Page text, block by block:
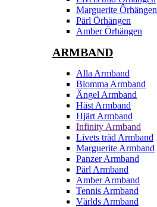
Marguerite Ôrhängen
Pärl Örhängen
Amber Örhängen
ARMBAND
Alla Armband
Blomma Armband
Ängel Armband
Häst Armband
Hjärt Armband
Infinity Armband
Livets träd Armband
Marguerite Armband
Panzer Armband
Pärl Armband
Amber Armband
Tennis Armband
Världs Armband